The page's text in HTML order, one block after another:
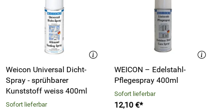
Weicon Universal Dicht-
Spray - sprühbarer
Kunststoff weiss 400ml
Sofort lieferbar
WEICON – Edelstahl-
Pflegespray 400ml
Sofort lieferbar
12,10 €*